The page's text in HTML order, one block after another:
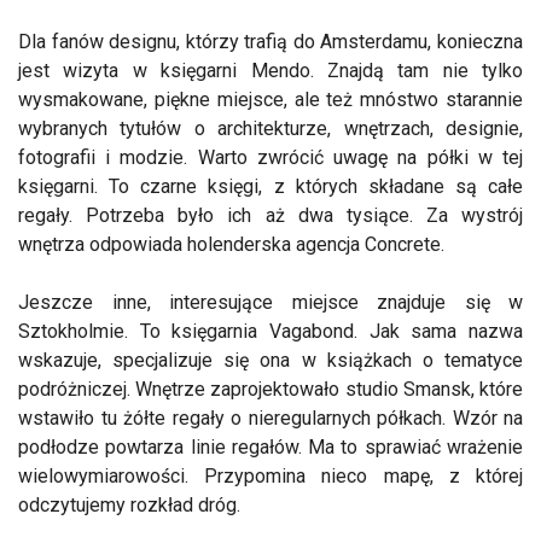
Dla fanów designu, którzy trafią do Amsterdamu, konieczna
jest wizyta w księgarni Mendo. Znajdą tam nie tylko
wysmakowane, piękne miejsce, ale też mnóstwo starannie
wybranych tytułów o architekturze, wnętrzach, designie,
fotografii i modzie. Warto zwrócić uwagę na półki w tej
księgarni. To czarne księgi, z których składane są całe
regały. Potrzeba było ich aż dwa tysiące. Za wystrój
wnętrza odpowiada holenderska agencja Concrete.
Jeszcze inne, interesujące miejsce znajduje się w
Sztokholmie. To księgarnia Vagabond. Jak sama nazwa
wskazuje, specjalizuje się ona w książkach o tematyce
podróżniczej. Wnętrze zaprojektowało studio Smansk, które
wstawiło tu żółte regały o nieregularnych półkach. Wzór na
podłodze powtarza linie regałów. Ma to sprawiać wrażenie
wielowymiarowości. Przypomina nieco mapę, z której
odczytujemy rozkład dróg.